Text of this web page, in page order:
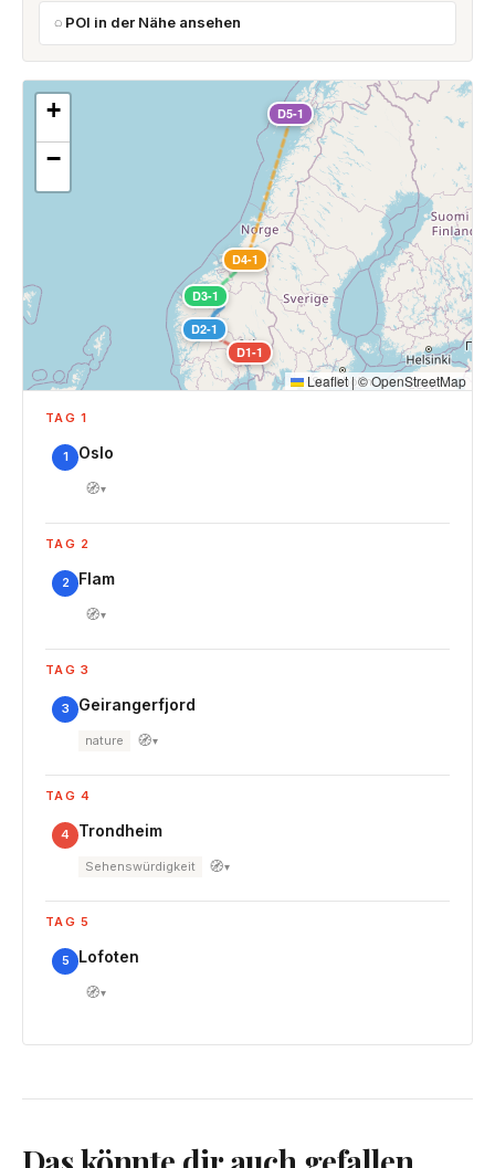
POI in der Nähe ansehen
D1-1
D2-1
D3-1
D4-1
D5-1
+
−
Leaflet|©OpenStreetMap
TAG 1
1 Oslo
🧭▾
TAG 2
2 Flam
🧭▾
TAG 3
3 Geirangerfjord
nature 🧭▾
TAG 4
4 Trondheim
Sehenswürdigkeit 🧭▾
TAG 5
5 Lofoten
🧭▾